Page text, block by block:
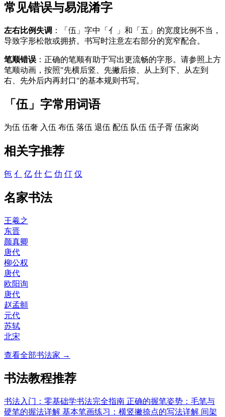
常见错误与易混淆字
左右比例失调 ：「伍」字中「亻」和「五」的宽度比例不当，
导致字形松散或拥挤。书写时注意左右部分的宽窄配合。
笔顺错误 ：正确的笔顺有助于写出更流畅的字形。请参照上方
笔顺动画，按照"先横后竖、先撇后捺、从上到下、从左到
右、先外后内再封口"的基本规则书写。
「伍」字常用词语
为伍 伍奢 入伍 布伍 落伍 退伍 配伍 队伍 伍子胥 伍家岗
相关字推荐
㐌 亻 亿 什 仁 仂 仃 仅
名家书法
王羲之
东晋
颜真卿
唐代
柳公权
唐代
欧阳询
唐代
赵孟頫
元代
苏轼
北宋
查看全部书法家 →
书法教程推荐
书法入门：零基础学书法完全指南 正确的握笔姿势：毛笔与
硬笔的握法详解 基本笔画练习：横竖撇捺点的写法详解 间架